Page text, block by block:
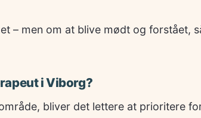
– men om at blive mødt og forstået,
i Viborg?
bliver det lettere at prioritere